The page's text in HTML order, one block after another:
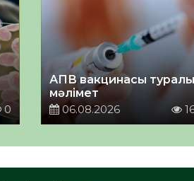
0
АПВ вакцинасы туралы
мәлімет
06.08.2026